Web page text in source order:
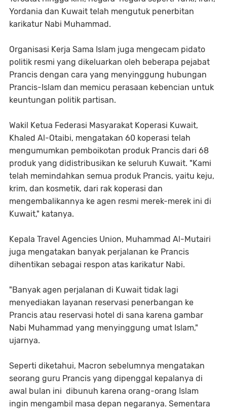
Yordania dan Kuwait telah mengutuk penerbitan
karikatur Nabi Muhammad.
Organisasi Kerja Sama Islam juga mengecam pidato
politik resmi yang dikeluarkan oleh beberapa pejabat
Prancis dengan cara yang menyinggung hubungan
Prancis-Islam dan memicu perasaan kebencian untuk
keuntungan politik partisan.
Wakil Ketua Federasi Masyarakat Koperasi Kuwait,
Khaled Al-Otaibi, mengatakan 60 koperasi telah
mengumumkan pemboikotan produk Prancis dari 68
produk yang didistribusikan ke seluruh Kuwait. "Kami
telah memindahkan semua produk Prancis, yaitu keju,
krim, dan kosmetik, dari rak koperasi dan
mengembalikannya ke agen resmi merek-merek ini di
Kuwait," katanya.
Kepala Travel Agencies Union, Muhammad Al-Mutairi
juga mengatakan banyak perjalanan ke Prancis
dihentikan sebagai respon atas karikatur Nabi.
"Banyak agen perjalanan di Kuwait tidak lagi
menyediakan layanan reservasi penerbangan ke
Prancis atau reservasi hotel di sana karena gambar
Nabi Muhammad yang menyinggung umat Islam,"
ujarnya.
Seperti diketahui, Macron sebelumnya mengatakan
seorang guru Prancis yang dipenggal kepalanya di
awal bulan ini dibunuh karena orang-orang Islam
ingin mengambil masa depan negaranya. Sementara